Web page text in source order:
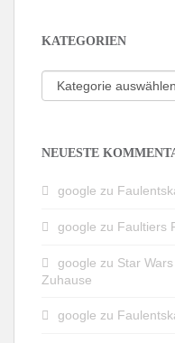
KATEGORIEN
Kategorien
NEUESTE
google zu
google zu Faultiers
google zu Star
Zuhause
google zu